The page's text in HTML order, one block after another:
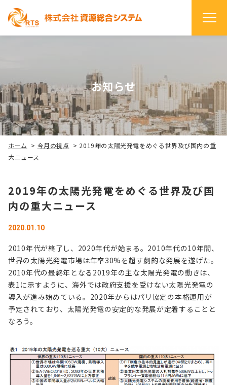
お知らせ
ホーム > 今月の視点 > 2019年の太陽光発電をめぐる世界及び国内の重
大ニュース
2019年の太陽光発電をめぐる世界及び国
内の重大ニュース
2020.01.10
2010年代が終了し、2020年代が始まる。2010年代の10年間、
世界の太陽光発電市場は年率30%を超す劇的な発展を遂げた。
2010年代の最終年となる2019年の主な太陽光発電の動きは、
表1に示すように、海外では政府支援を受けない太陽光発電の
導入が進み始めている。2020年からはパリ協定の本格運用が
予定されており、太陽光発電の安定的な発展が定着することと
なろう。